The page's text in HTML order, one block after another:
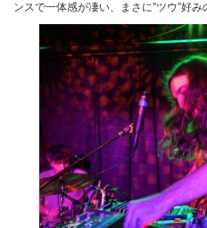
ンスで一体感が凄い、まさに”ツウ”好み